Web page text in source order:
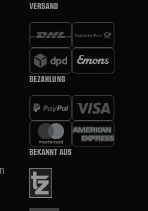
VERSAND
BEZAHLUNG
BEKANNT AUS